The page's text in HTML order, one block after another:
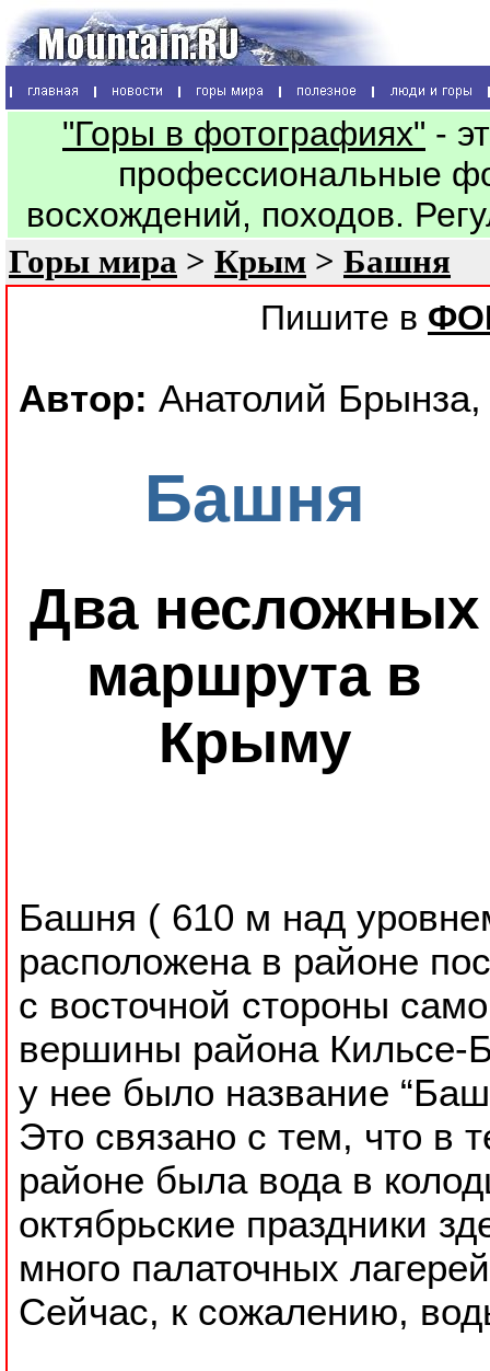
"Горы в фотографиях" -
профессиональные
восхождений, походов.
Горы мира > Крым > Башня
Пишите в
Автор: Анатолий Брынза,
Башня
Два несложных
маршрута в
Крыму
Башня ( 610 м над
расположена в районе
с восточной стороны
вершины района Кильсе-
у нее было название
Это связано с тем, что в
районе была вода в
октябрьские праздники
много палаточных
Сейчас, к сожалению,